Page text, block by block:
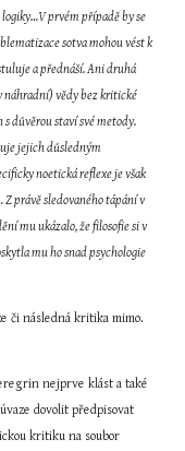
prvém případě by se
sotva mohou vést k
a přednáší. Ani druhá
náhradní) vědy bez kritické
důvěrou staví své metody.
jejich důsledným
noetická reflexe je však
právě sledovaného tápání v
mu ukázalo, že filosofie si v
mu ho snad psychologie
či následná kritika mimo.
nejprve klást a také
dovolit předpisovat
kritiku na soubor